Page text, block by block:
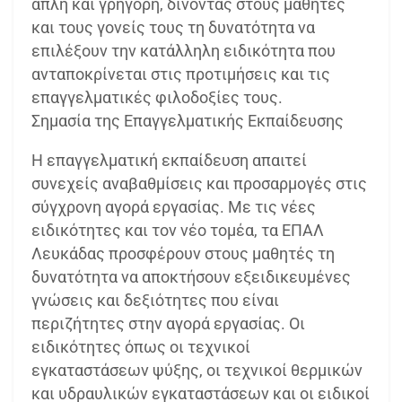
απλή και γρήγορη, δίνοντας στους μαθητές
και τους γονείς τους τη δυνατότητα να
επιλέξουν την κατάλληλη ειδικότητα που
ανταποκρίνεται στις προτιμήσεις και τις
επαγγελματικές φιλοδοξίες τους.
Σημασία της Επαγγελματικής Εκπαίδευσης
Η επαγγελματική εκπαίδευση απαιτεί
συνεχείς αναβαθμίσεις και προσαρμογές στις
σύγχρονη αγορά εργασίας. Με τις νέες
ειδικότητες και τον νέο τομέα, τα ΕΠΑΛ
Λευκάδας προσφέρουν στους μαθητές τη
δυνατότητα να αποκτήσουν εξειδικευμένες
γνώσεις και δεξιότητες που είναι
περιζήτητες στην αγορά εργασίας. Οι
ειδικότητες όπως οι τεχνικοί
εγκαταστάσεων ψύξης, οι τεχνικοί θερμικών
και υδραυλικών εγκαταστάσεων και οι ειδικοί